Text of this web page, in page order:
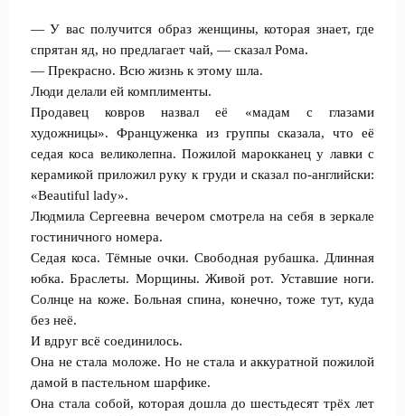
— У вас получится образ женщины, которая знает, где
спрятан яд, но предлагает чай, — сказал Рома.
— Прекрасно. Всю жизнь к этому шла.
Люди делали ей комплименты.
Продавец ковров назвал её «мадам с глазами
художницы». Француженка из группы сказала, что её
седая коса великолепна. Пожилой марокканец у лавки с
керамикой приложил руку к груди и сказал по-английски:
«Beautiful lady».
Людмила Сергеевна вечером смотрела на себя в зеркале
гостиничного номера.
Седая коса. Тёмные очки. Свободная рубашка. Длинная
юбка. Браслеты. Морщины. Живой рот. Уставшие ноги.
Солнце на коже. Больная спина, конечно, тоже тут, куда
без неё.
И вдруг всё соединилось.
Она не стала моложе. Но не стала и аккуратной пожилой
дамой в пастельном шарфике.
Она стала собой, которая дошла до шестьдесят трёх лет